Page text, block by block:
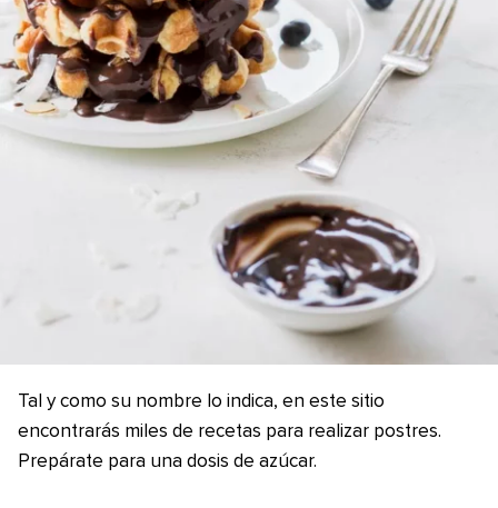
Tal y como su nombre lo indica, en este sitio
encontrarás miles de recetas para realizar postres.
Prepárate para una dosis de azúcar.